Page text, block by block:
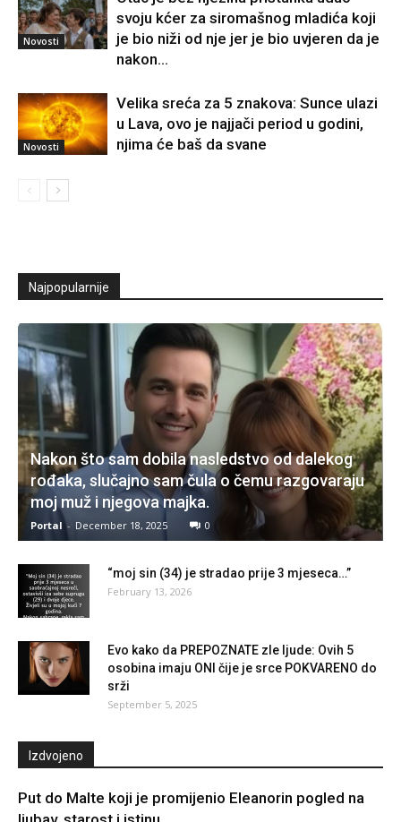
Novosti
svoju kćer za siromašnog mladića koji
je bio niži od nje jer je bio uvjeren da je
nakon...
Novosti
Velika sreća za 5 znakova: Sunce ulazi
u Lava, ovo je najjači period u godini,
njima će baš da svane
Najpopularnije
Nakon što sam dobila nasledstvo od dalekog
rođaka, slučajno sam čula o čemu razgovaraju
moj muž i njegova majka.
Portal - December 18, 2025 0
“moj sin (34) je stradao prije 3 mjeseca…”
February 13, 2026
Evo kako da PREPOZNATE zle ljude: Ovih 5
osobina imaju ONI čije je srce POKVARENO do
srži
September 5, 2025
Izdvojeno
Put do Malte koji je promijenio Eleanorin pogled na